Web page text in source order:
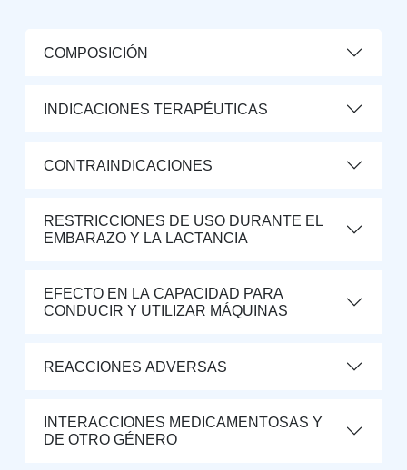
COMPOSICIÓN
INDICACIONES TERAPÉUTICAS
CONTRAINDICACIONES
RESTRICCIONES DE USO DURANTE EL
EMBARAZO Y LA LACTANCIA
EFECTO EN LA CAPACIDAD PARA
CONDUCIR Y UTILIZAR MÁQUINAS
REACCIONES ADVERSAS
INTERACCIONES MEDICAMENTOSAS Y
DE OTRO GÉNERO